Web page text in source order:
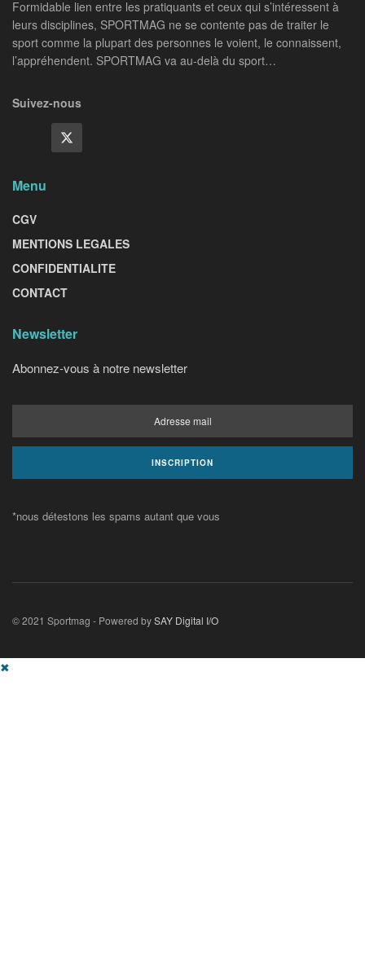
Formidable lien entre les pratiquants et ceux qui s’intéressent à
leurs disciplines, SPORTMAG ne se contente pas de traiter le
sport comme la plupart des personnes le voient, le connaissent,
l’appréhendent. SPORTMAG va au-delà du sport…
Suivez-nous
Menu
CGV
MENTIONS LEGALES
CONFIDENTIALITE
CONTACT
Newsletter
Abonnez-vous à notre newsletter
*nous détestons les spams autant que vous
© 2021 Sportmag - Powered bySAY Digital I/O
✖